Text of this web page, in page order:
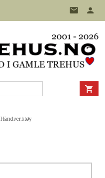
Håndverktøy